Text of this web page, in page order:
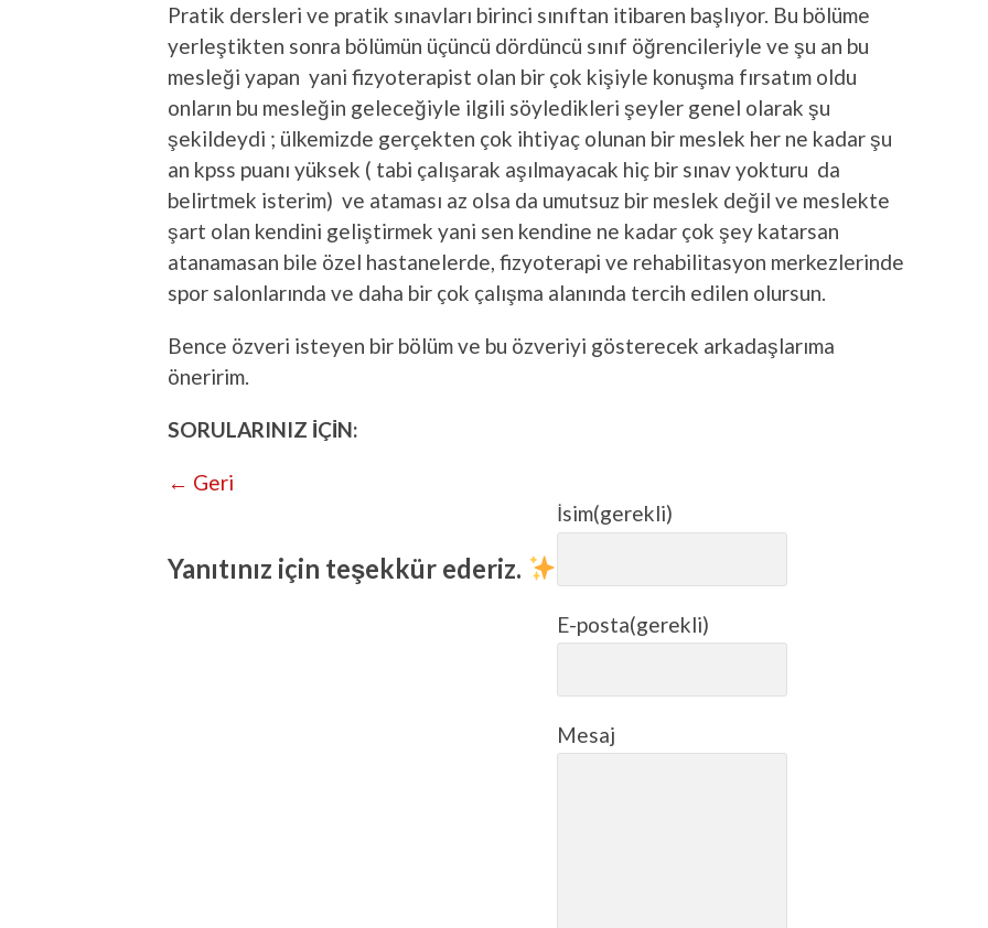
Pratik dersleri ve pratik sınavları birinci sınıftan itibaren başlıyor. Bu bölüme
yerleştikten sonra bölümün üçüncü dördüncü sınıf öğrencileriyle ve şu an bu
mesleği yapan yani fizyoterapist olan bir çok kişiyle konuşma fırsatım oldu
onların bu mesleğin geleceğiyle ilgili söyledikleri şeyler genel olarak şu
şekildeydi ; ülkemizde gerçekten çok ihtiyaç olunan bir meslek her ne kadar şu
an kpss puanı yüksek ( tabi çalışarak aşılmayacak hiç bir sınav yokturu da
belirtmek isterim) ve ataması az olsa da umutsuz bir meslek değil ve meslekte
şart olan kendini geliştirmek yani sen kendine ne kadar çok şey katarsan
atanamasan bile özel hastanelerde, fizyoterapi ve rehabilitasyon merkezlerinde
spor salonlarında ve daha bir çok çalışma alanında tercih edilen olursun.
Bence özveri isteyen bir bölüm ve bu özveriyi gösterecek arkadaşlarıma
öneririm.
SORULARINIZ İÇİN:
← Geri
Yanıtınız için teşekkür ederiz.
İsim(gerekli)
E-posta(gerekli)
Mesaj